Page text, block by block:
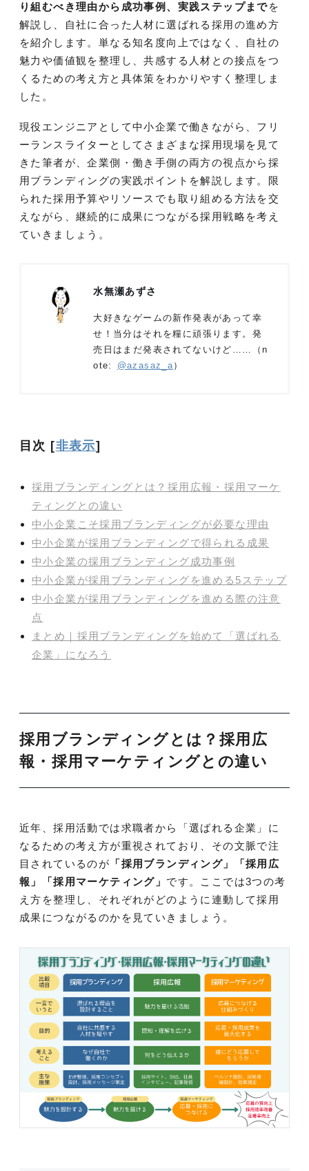
り組むべき理由から成功事例、実践ステップまでを
解説し、自社に合った人材に選ばれる採用の進め方
を紹介します。単なる知名度向上ではなく、自社の
魅力や価値観を整理し、共感する人材との接点をつ
くるための考え方と具体策をわかりやすく整理しま
した。
現役エンジニアとして中小企業で働きながら、フリ
ーランスライターとしてさまざまな採用現場を見て
きた筆者が、企業側・働き手側の両方の視点から採
用ブランディングの実践ポイントを解説します。限
られた採用予算やリソースでも取り組める方法を交
えながら、継続的に成果につながる採用戦略を考え
ていきましょう。
水無瀬あずさ
大好きなゲームの新作発表があって幸
せ！当分はそれを糧に頑張ります。発
売日はまだ発表されてないけど……（n
ote:
@azasaz_a）
目次 [非表示]
採用ブランディングとは？採用広報・採用マーケ
ティングとの違い
中小企業こそ採用ブランディングが必要な理由
中小企業が採用ブランディングで得られる成果
中小企業の採用ブランディング成功事例
中小企業が採用ブランディングを進める5ステップ
中小企業が採用ブランディングを進める際の注意
点
まとめ｜採用ブランディングを始めて「選ばれる
企業」になろう
採用ブランディングとは？採用広
報・採用マーケティングとの違い
近年、採用活動では求職者から「選ばれる企業」に
なるための考え方が重視されており、その文脈で注
目されているのが 「採用ブランディング」「採用広
報」「採用マーケティング」 です。ここでは3つの考
え方を整理し、それぞれがどのように連動して採用
成果につながるのかを見ていきましょう。